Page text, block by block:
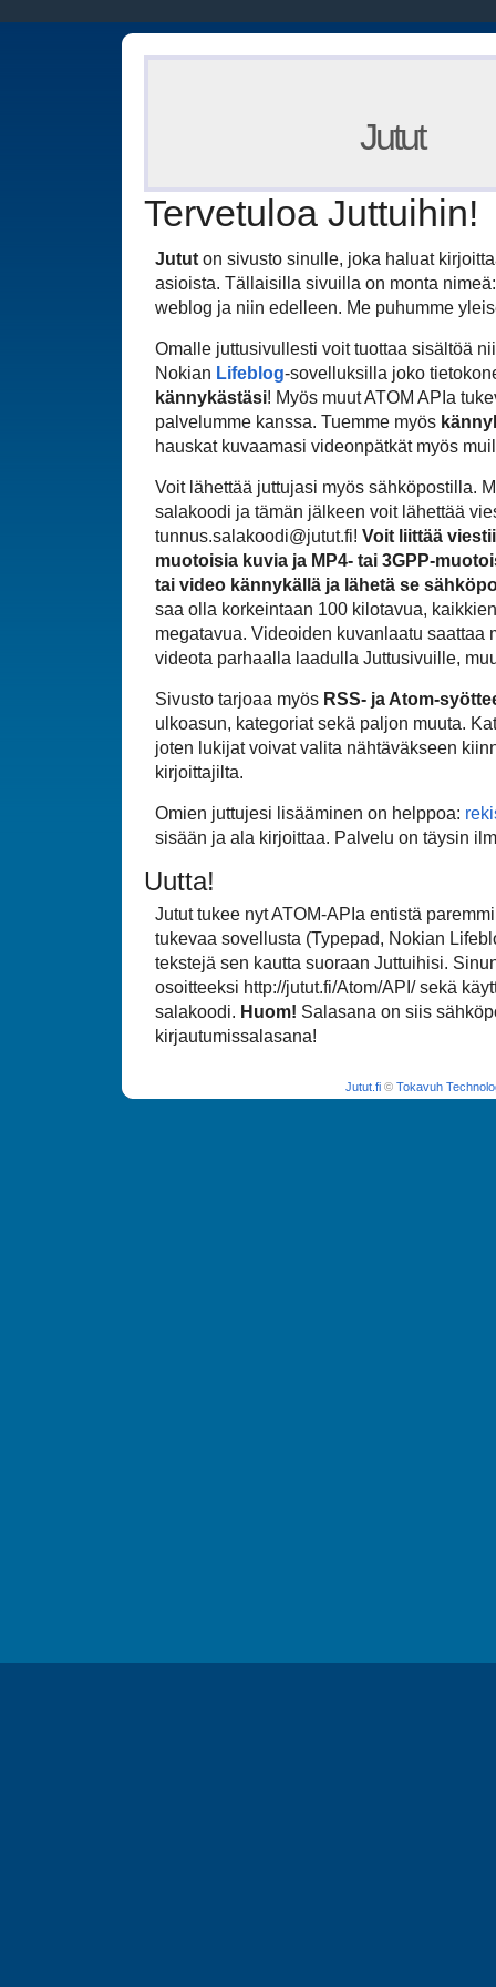
Jutut
Tervetuloa Juttuihin!
Jutut on sivusto sinulle, joka haluat
asioista. Tällaisilla sivuilla on monta
weblog ja niin edelleen. Me puhumme
Omalle juttusivullesti voit tuottaa sisältöä
Nokian Lifeblog-sovelluksilla joko
kännykästäsi! Myös muut ATOM APIa
palvelumme kanssa. Tuemme myös
hauskat kuvaamasi videonpätkät myös
Voit lähettää juttujasi myös sähköpostilla.
salakoodi ja tämän jälkeen voit lähettää
tunnus.salakoodi@jutut.fi! Voit liittää
muotoisia kuvia ja MP4- tai 3GPP-
tai video kännykällä ja lähetä se
saa olla korkeintaan 100 kilotavua,
megatavua. Videoiden kuvanlaatu saattaa
videota parhaalla laadulla Juttusivuille,
Sivusto tarjoaa myös RSS- ja Atom-
ulkoasun, kategoriat sekä paljon muuta.
joten lukijat voivat valita nähtäväkseen
kirjoittajilta.
Omien juttujesi lisääminen on helppoa:
sisään ja ala kirjoittaa. Palvelu on täysin
Uutta!
Jutut tukee nyt ATOM-APIa entistä
tukevaa sovellusta (Typepad, Nokian
tekstejä sen kautta suoraan Juttuihisi.
osoitteeksi http://jutut.fi/Atom/API/ sekä
salakoodi. Huom! Salasana on siis
kirjautumissalasana!
Jutut.fi© Tokavuh